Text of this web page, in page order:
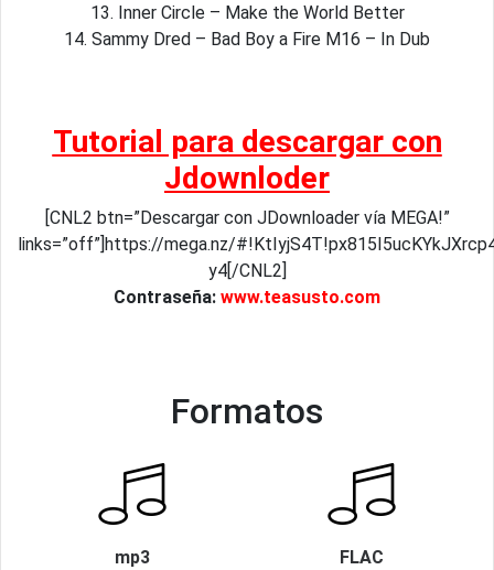
13. Inner Circle – Make the World Better
14. Sammy Dred – Bad Boy a Fire M16 – In Dub
Tutorial para descargar con
Jdownloder
[CNL2 btn=”Descargar con JDownloader vía MEGA!”
links=”off”]https://mega.nz/
y4[/CNL2]
Contraseña: www.teasusto.com
Formatos
mp3 FLAC